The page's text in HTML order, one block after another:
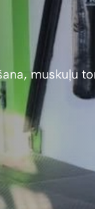
muskuļu